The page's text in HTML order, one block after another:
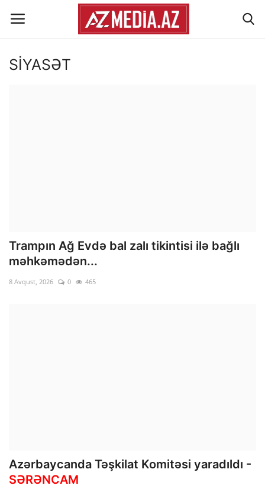
İQTİSADİYYAT
İKT
SİYASƏT
Trampın Ağ Evdə bal zalı tikintisi ilə bağlı
məhkəmədən...
8 Avqust, 2026 0 465
Azərbaycanda Təşkilat Komitəsi yaradıldı -
SƏRƏNCAM